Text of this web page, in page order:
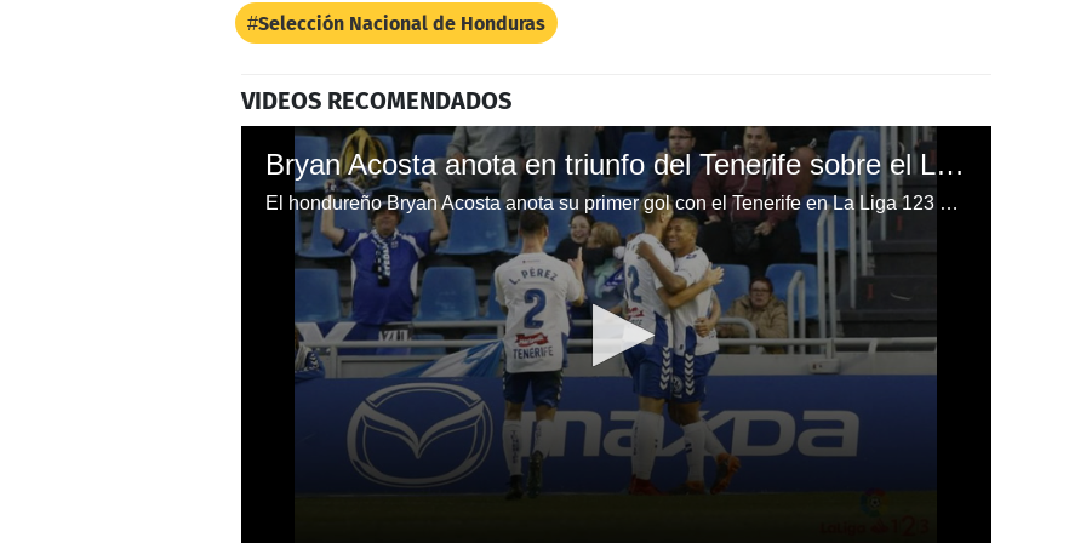
Selección Nacional de Honduras
VIDEOS RECOMENDADOS
Bryan Acosta anota en triunfo del Tenerife sobre el Lorca y está cerca de los Playoffs
El hondureño Bryan Acosta anota su primer gol con el Tenerife en La Liga 123 de España, ante marcó en la Copa del Rey